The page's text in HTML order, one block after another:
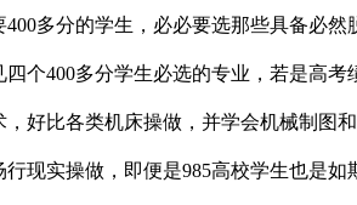
多分的学生，必必要选那些具备必然
个400多分学生必选的专业，若是高
好比各类机床操做，并学会机械制图
现实操做，即便是985高校学生也是